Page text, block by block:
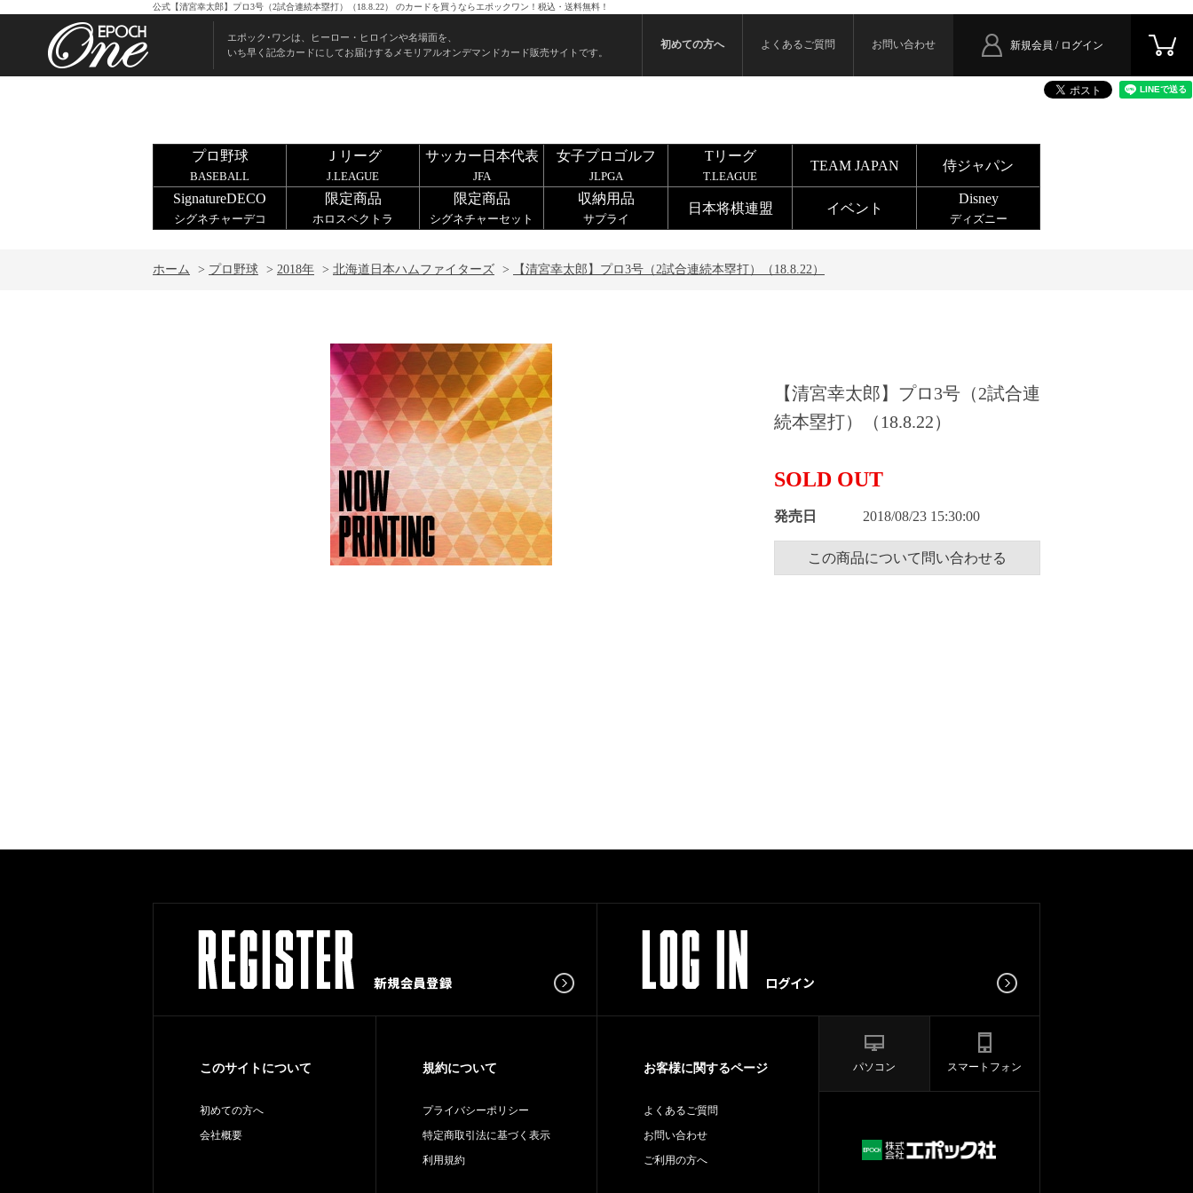
公式【清宮幸太郎】プロ3号（2試合連続本塁打）（18.8.22） のカードを買うならエポックワン！税込・送料無料！
エポック･ワンは、ヒーロー・ヒロインや名場面を、
いち早く記念カードにしてお届けするメモリアルオンデマンドカード販売サイトです。
新規会員 / ログイン
初めての方へ よくあるご質問 お問い合わせ
プロ野球
BASEBALL
Ｊリーグ
J.LEAGUE
サッカー日本代表
JFA
女子プロゴルフ
JLPGA
Tリーグ
T.LEAGUE
TEAM JAPAN 侍ジャパン
SignatureDECO
シグネチャーデコ
限定商品
ホロスペクトラ
限定商品
シグネチャーセット
収納用品
サプライ
日本将棋連盟 イベント
Disney
ディズニー
ホーム > プロ野球 > 2018年 > 北海道日本ハムファイターズ > 【清宮幸太郎】プロ3号（2試合連続本塁打）（18.8.22）
【清宮幸太郎】プロ3号（2試合連
続本塁打）（18.8.22）
SOLD OUT
発売日 2018/08/23 15:30:00
この商品について問い合わせる
このサイトについて
初めての方へ
会社概要
規約について
プライバシーポリシー
特定商取引法に基づく表示
利用規約
お客様に関するページ
よくあるご質問
お問い合わせ
ご利用の方へ
パソコン スマートフォン